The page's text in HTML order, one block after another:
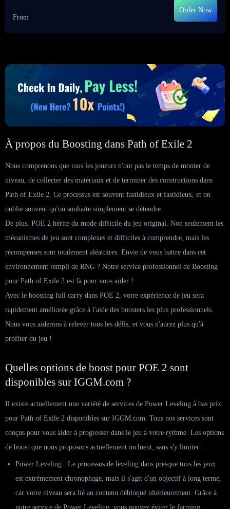
From
Order Now
À propos du Boosting dans Path of Exile 2
Nous comprenons que tous les joueurs n'ont pas le temps de monter de
niveau, de collecter des matériaux et de terminer des constructions dans
Path of Exile 2. Ce processus est souvent fastidieux et fastidieux, et on
oublie souvent qu'on souhaite simplement se détendre.
De plus, POE 2 hérite du mode difficile du jeu original. Non seulement les
mécanismes de jeu sont complexes et difficiles à comprendre, mais les
récompenses sont totalement aléatoires. Envie de vous battre dans cet
environnement rempli de RNG ? Notre service professionnel de Boosting
pour Path of Exile 2 est là pour vous aider !
Avec le boosting full carry dans POE 2, votre expérience de jeu sera
rapidement améliorée grâce à l'aide des boosters les plus professionnels.
Nous vous aiderons à relever tous les défis, et vous n'aurez plus qu'à
profiter du jeu !
Quelles options de boost pour POE 2 sont
disponibles sur IGGM.com ?
Il existe actuellement une variété de services de Power Leveling à bas prix
pour Path of Exile 2 disponibles sur IGGM.com. Tous nos services sont
conçus pour vous aider à progresser dans le jeu à votre rythme. Les options
de boost que nous proposons actuellement incluent, sans s'y limiter :
Power Leveling : Le processus de leveling dans presque tous les jeux
est extrêmement chronophage, mais il s'agit d'un objectif à long terme,
car votre niveau sera lié au contenu débloqué ultérieurement. Grâce à
notre service de Power Leveling, vous pouvez éviter le farming